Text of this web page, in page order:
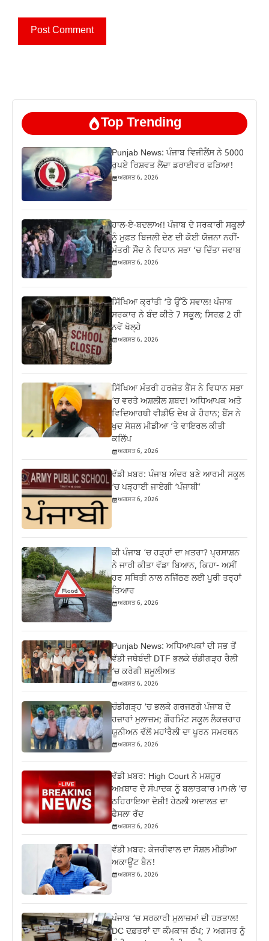
Top Trending
Punjab News: ਪੰਜਾਬ ਵਿਜੀਲੈਂਸ ਨੇ 5000
ਰੁਪਏ ਰਿਸ਼ਵਤ ਲੈਂਦਾ ਡਰਾਈਵਰ ਫੜਿਆ!
ਅਗਸਤ 6, 2026
ਹਾਲ-ਏ-ਬਦਲਾਅ! ਪੰਜਾਬ ਦੇ ਸਰਕਾਰੀ ਸਕੂਲਾਂ
ਨੂੰ ਮੁਫ਼ਤ ਬਿਜਲੀ ਦੇਣ ਦੀ ਕੋਈ ਯੋਜਨਾ ਨਹੀਂ-
ਮੰਤਰੀ ਸੌਂਦ ਨੇ ਵਿਧਾਨ ਸਭਾ ‘ਚ ਦਿੱਤਾ ਜਵਾਬ
ਅਗਸਤ 6, 2026
ਸਿੱਖਿਆ ਕ੍ਰਾਂਤੀ ‘ਤੇ ਉੱਠੇ ਸਵਾਲ! ਪੰਜਾਬ
ਸਰਕਾਰ ਨੇ ਬੰਦ ਕੀਤੇ 7 ਸਕੂਲ; ਸਿਰਫ਼ 2 ਹੀ
ਨਵੇਂ ਖੋਲ੍ਹੇ
ਅਗਸਤ 6, 2026
ਸਿੱਖਿਆ ਮੰਤਰੀ ਹਰਜੋਤ ਬੈਂਸ ਨੇ ਵਿਧਾਨ ਸਭਾ
‘ਚ ਵਰਤੇ ਅਸ਼ਲੀਲ ਸ਼ਬਦ! ਅਧਿਆਪਕ ਅਤੇ
ਵਿਦਿਆਰਥੀ ਵੀਡੀਓ ਦੇਖ ਕੇ ਹੈਰਾਨ; ਬੈਂਸ ਨੇ
ਖੁਦ ਸੋਸ਼ਲ ਮੀਡੀਆ ‘ਤੇ ਵਾਇਰਲ ਕੀਤੀ
ਕਲਿੱਪ
ਅਗਸਤ 6, 2026
ਵੱਡੀ ਖ਼ਬਰ: ਪੰਜਾਬ ਅੰਦਰ ਬਣੇ ਆਰਮੀ ਸਕੂਲ
‘ਚ ਪੜ੍ਹਾਈ ਜਾਏਗੀ ‘ਪੰਜਾਬੀ’
ਅਗਸਤ 6, 2026
ਕੀ ਪੰਜਾਬ ‘ਚ ਹੜ੍ਹਾਂ ਦਾ ਖ਼ਤਰਾ? ਪ੍ਰਸਾਸ਼ਨ
ਨੇ ਜਾਰੀ ਕੀਤਾ ਵੱਡਾ ਬਿਆਨ, ਕਿਹਾ- ਅਸੀਂ
ਹਰ ਸਥਿਤੀ ਨਾਲ ਨਜਿੱਠਣ ਲਈ ਪੂਰੀ ਤਰ੍ਹਾਂ
ਤਿਆਰ
ਅਗਸਤ 6, 2026
Punjab News: ਅਧਿਆਪਕਾਂ ਦੀ ਸਭ ਤੋਂ
ਵੱਡੀ ਜਥੇਬੰਦੀ DTF ਭਲਕੇ ਚੰਡੀਗੜ੍ਹ ਰੈਲੀ
‘ਚ ਕਰੇਗੀ ਸ਼ਮੂਲੀਅਤ
ਅਗਸਤ 6, 2026
ਚੰਡੀਗੜ੍ਹ ‘ਚ ਭਲਕੇ ਗਰਜਣਗੇ ਪੰਜਾਬ ਦੇ
ਹਜ਼ਾਰਾਂ ਮੁਲਾਜ਼ਮ; ਗੌਰਮਿੰਟ ਸਕੂਲ ਲੈਕਚਰਾਰ
ਯੂਨੀਅਨ ਵੱਲੋਂ ਮਹਾਂਰੈਲੀ ਦਾ ਪੂਰਨ ਸਮਰਥਨ
ਅਗਸਤ 6, 2026
ਵੱਡੀ ਖ਼ਬਰ: High Court ਨੇ ਮਸ਼ਹੂਰ
ਅਖ਼ਬਾਰ ਦੇ ਸੰਪਾਦਕ ਨੂੰ ਬਲਾਤਕਾਰ ਮਾਮਲੇ ‘ਚ
ਠਹਿਰਾਇਆ ਦੋਸ਼ੀ! ਹੇਠਲੀ ਅਦਾਲਤ ਦਾ
ਫੈਸਲਾ ਰੱਦ
ਅਗਸਤ 6, 2026
ਵੱਡੀ ਖ਼ਬਰ: ਕੇਜਰੀਵਾਲ ਦਾ ਸੋਸ਼ਲ ਮੀਡੀਆ
ਅਕਾਊਂਟ ਬੈਨ!
ਅਗਸਤ 6, 2026
ਪੰਜਾਬ ‘ਚ ਸਰਕਾਰੀ ਮੁਲਾਜ਼ਮਾਂ ਦੀ ਹੜਤਾਲ!
DC ਦਫ਼ਤਰਾਂ ਦਾ ਕੰਮਕਾਜ ਠੱਪ; 7 ਅਗਸਤ ਨੂੰ